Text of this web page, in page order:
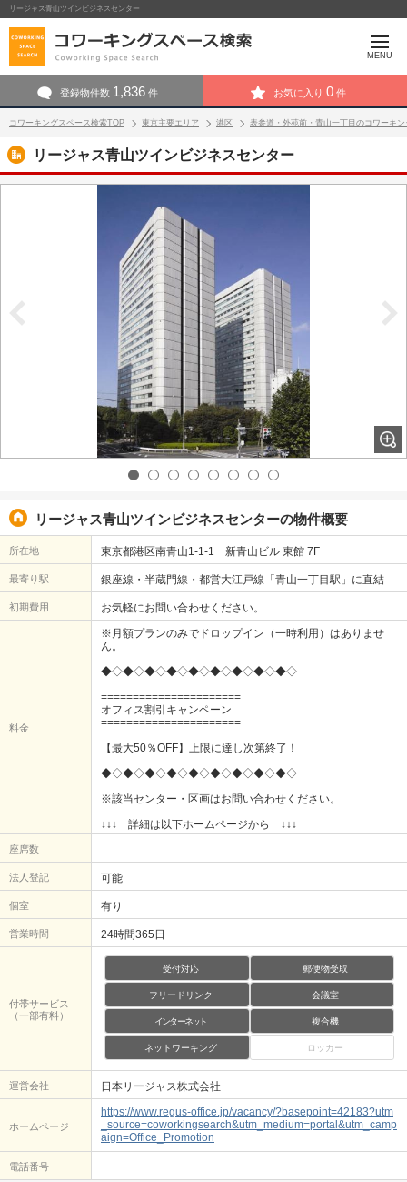
リージャス青山ツインビジネスセンター
MENU
登録物件数 1,836 件 お気に入り 0 件
コワーキングスペース検索TOP 東京主要エリア 港区 表参道・外苑前・青山一丁目のコワーキ
リージャス青山ツインビジネスセンター
リージャス青山ツインビジネスセンターの物件概要
所在地 東京都港区南青山1-1-1 新青山ビル 東館 7F
最寄り駅 銀座線・半蔵門線・都営大江戸線「青山一丁目駅」に直結
初期費用 お気軽にお問い合わせください。
料金
※月額プランのみでドロップイン（一時利用）はありませ
ん。
◆◇◆◇◆◇◆◇◆◇◆◇◆◇◆◇◆◇
======================
オフィス割引キャンペーン
======================
【最大50％OFF】上限に達し次第終了！
◆◇◆◇◆◇◆◇◆◇◆◇◆◇◆◇◆◇
※該当センター・区画はお問い合わせください。
↓↓↓ 詳細は以下ホームページから ↓↓↓
座席数
法人登記 可能
個室 有り
営業時間 24時間365日
付帯サービス
（一部有料）
受付対応 郵便物受取
フリードリンク 会議室
インターネット 複合機
ネットワーキング ロッカー
運営会社 日本リージャス株式会社
ホームページ
https://www.regus-office.jp/vacancy/?basepoint=42183?utm
_source=coworkingsearch&utm_medium=portal&utm_camp
aign=Office_Promotion
電話番号